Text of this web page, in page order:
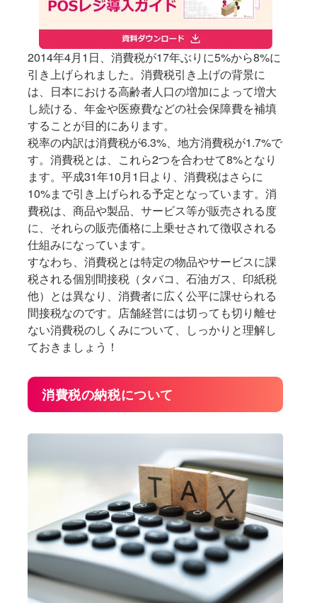
2014年4月1日、消費税が17年ぶりに5%から8%に
引き上げられました。消費税引き上げの背景に
は、日本における高齢者人口の増加によって増大
し続ける、年金や医療費などの社会保障費を補填
することが目的にあります。
税率の内訳は消費税が6.3%、地方消費税が1.7%で
す。消費税とは、これら2つを合わせて8%となり
ます。平成31年10月1日より、消費税はさらに
10%まで引き上げられる予定となっています。消
費税は、商品や製品、サービス等が販売される度
に、それらの販売価格に上乗せされて徴収される
仕組みになっています。
すなわち、消費税とは特定の物品やサービスに課
税される個別間接税（タバコ、石油ガス、印紙税
他）とは異なり、消費者に広く公平に課せられる
間接税なのです。店舗経営には切っても切り離せ
ない消費税のしくみについて、しっかりと理解し
ておきましょう！
消費税の納税について